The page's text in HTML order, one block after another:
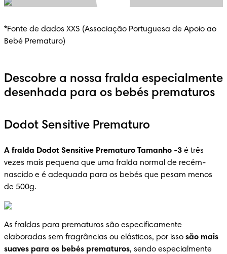
*Fonte de dados XXS (Associação Portuguesa de Apoio ao
Bebé Prematuro)
Descobre a nossa fralda especialmente
desenhada para os bebés prematuros
Dodot Sensitive Prematuro
A fralda Dodot Sensitive Prematuro Tamanho -3 é três
vezes mais pequena que uma fralda normal de recém-
nascido e é adequada para os bebés que pesam menos
de 500g.
As fraldas para prematuros são especificamente
elaboradas sem fragrâncias ou elásticos, por isso são mais
suaves para os bebés prematuros, sendo especialmente